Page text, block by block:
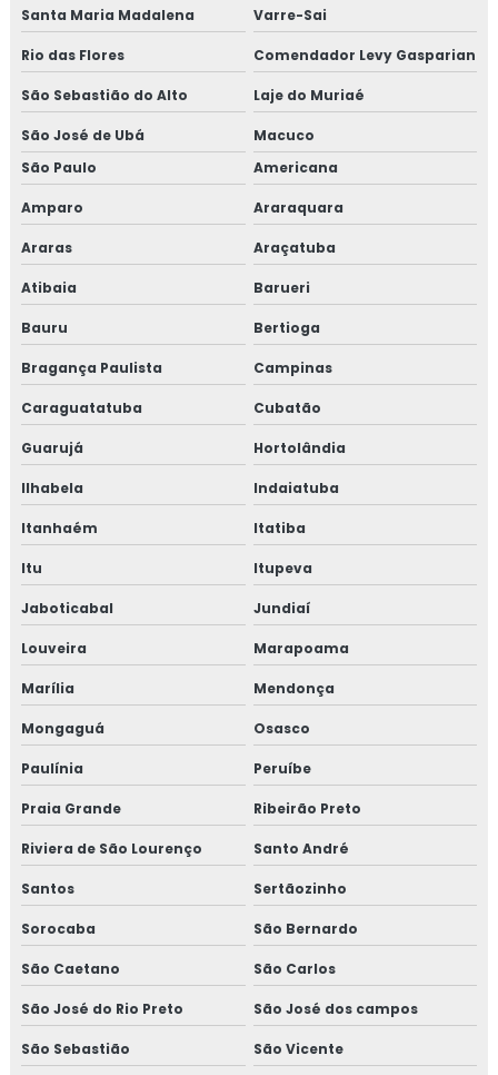
TESTE HIDROSTÁTICO TUBULAÇÃO
TESTE DE PRESSÃO HIDROSTÁTICA
TESTE HIDROSTATICO EM TUBULAÇÃO DE
TESTE HIDROSTÁTICO EM CALDEIRAS
TESTE HIDROSTÁTICO EM TUBULAÇÕES DE ÁGUA
LAUDO DE ESTANQUEIDADE
TESTE DE ESTANQUEIDADE ÁGUA
TESTE DE ESTANQUEIDADE EM TANQUES
TESTE DE VAZAMENTO DE GÁS
TESTE DE ESTANQUEIDADE EM TUBULAÇÃO DE
GÁS
EMPRESAS QUE FAZEM TESTE DE ESTANQUEIDADE
INSPEÇÃO DE ESTANQUEIDADE
NR 10 CURSO
CURSO NR 10 ONLINE
CURSO NR 10 EAD
TREINAMENTO DE NR 10
TREINAMENTO NR10 BÁSICO
CURSO NR 10 PRESENCIAL
Santa Maria Madalena Varre-Sai
Rio das Flores Comendador Levy Gasparian
São Sebastião do Alto Laje do Muriaé
São José de Ubá
Macuco
São Paulo
Americana
Amparo Araraquara
Araras Araçatuba
Atibaia Barueri
Bauru Bertioga
Bragança Paulista Campinas
Caraguatatuba Cubatão
Guarujá Hortolândia
Ilhabela Indaiatuba
Itanhaém Itatiba
Itu Itupeva
Jaboticabal Jundiaí
Louveira Marapoama
Marília Mendonça
Mongaguá Osasco
Paulínia Peruíbe
Praia Grande Ribeirão Preto
Riviera de São Lourenço Santo André
Santos Sertãozinho
Sorocaba São Bernardo
São Caetano São Carlos
São José do Rio Preto São José dos campos
São Sebastião São Vicente